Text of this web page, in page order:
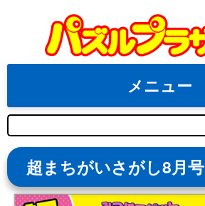
content
メニュー
検
索
超まちがいさがし8月号